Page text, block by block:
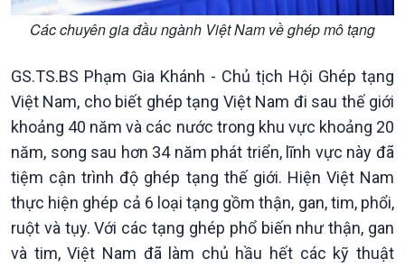
Các chuyên gia đầu ngành Việt Nam về ghép mô tạng
GS.TS.BS Phạm Gia Khánh - Chủ tịch Hội Ghép tạng
Việt Nam, cho biết ghép tạng Việt Nam đi sau thế giới
khoảng 40 năm và các nước trong khu vực khoảng 20
năm, song sau hơn 34 năm phát triển, lĩnh vực này đã
tiệm cận trình độ ghép tạng thế giới. Hiện Việt Nam
thực hiện ghép cả 6 loại tạng gồm thận, gan, tim, phổi,
ruột và tụy. Với các tạng ghép phổ biến như thận, gan
và tim, Việt Nam đã làm chủ hầu hết các kỹ thuật